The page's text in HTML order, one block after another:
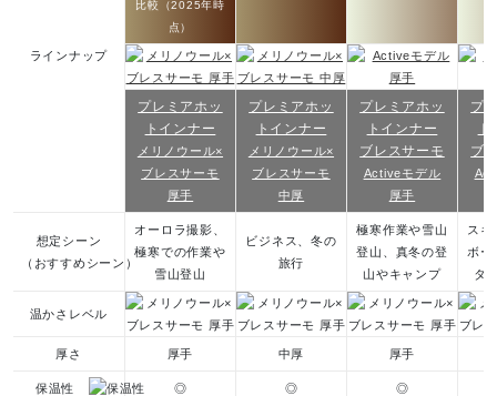
ラインナップ
比較（2025年時
点）
プレミアホッ
トインナー
メリノウール×
ブレスサーモ
厚手
プレミアホッ
トインナー
メリノウール×
ブレスサーモ
中厚
プレミアホッ
トインナー
ブレスサーモ
Activeモデル
厚手
プ
ブ
想定シーン
（おすすめシーン）
オーロラ撮影、
極寒での作業や
雪⼭登⼭
ビジネス、冬の
旅行
極寒作業や雪山
登山、真冬の登
山やキャンプ
スキ
ボー
タ
温かさレベル
厚さ 厚手 中厚 厚手
保温性 ◎ ◎ ◎